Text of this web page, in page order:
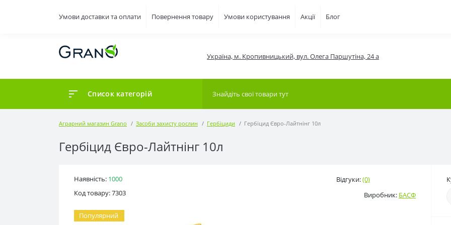
Умови доставки та оплати Повернення товару Умови користування Акції Блог
Україна, м. Кропивницький, вул. Олега Паршутіна, 24 а
Список категорій
Аграрний магазин Grano Засоби захисту рослин Гербіциди Гербіцид Євро-Лайтнінг 10л
Гербіцид Євро-Лайтнінг 10л
Наявність: 1000
Код товару: 7303
Відгуки:(0)
Виробник: БАСФ
Популярний